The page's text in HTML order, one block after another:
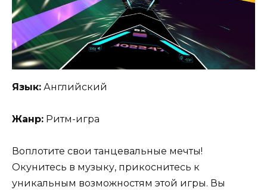
Язык: Английский
Жанр: Ритм-игра
Воплотите свои танцевальные мечты!
Окунитесь в музыку, прикоснитесь к
уникальным возможностям этой игры. Вы